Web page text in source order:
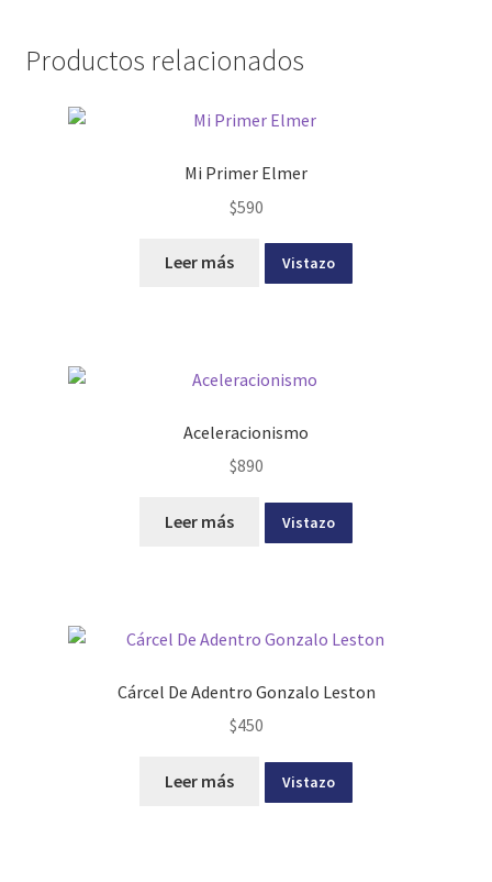
Productos relacionados
Mi Primer Elmer
$590
Leer más Vistazo
Aceleracionismo
$890
Leer más Vistazo
Cárcel De Adentro Gonzalo Leston
$450
Leer más Vistazo